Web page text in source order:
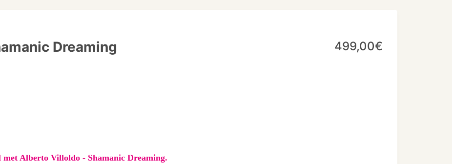
Dreaming 499,00€
met Alberto Villoldo - Shamanic Dreaming.